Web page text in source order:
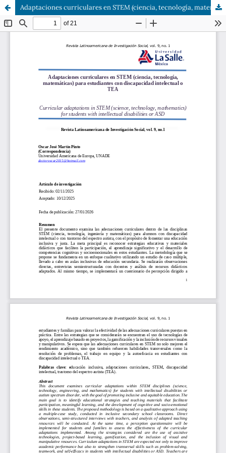
Adaptaciones curriculares en STEM (ciencia, tecnología, matemáticas) para estudiantes con discapacidad intelectual o TEA